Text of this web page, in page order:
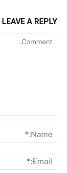
LEAVE A REPLY